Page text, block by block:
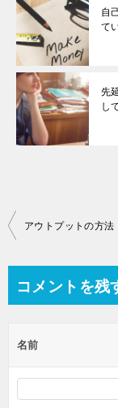
自
て
先
し
投
ビ
ー
シ
コメントを残
名前